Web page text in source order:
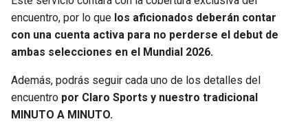
encuentro, por lo que los aficionados deberán contar
con una cuenta activa para no perderse el debut de
ambas selecciones en el Mundial 2026.
Además, podrás seguir cada uno de los detalles del
encuentro por Claro Sports y nuestro tradicional
MINUTO A MINUTO.